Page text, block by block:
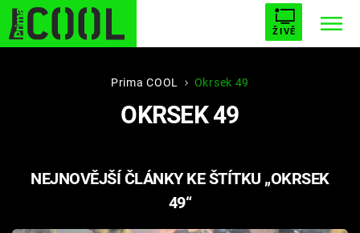
ŽIVĚ
STARHOUSE BUFFY, PŘEMOŽITELKA UPÍRŮ
PLNEJ KOTEL AVENGERS 5
Prima COOL Okrsek 49
OKRSEK 49
NEJNOVĚJŠÍ ČLÁNKY KE ŠTÍTKU „OKRSEK
49“